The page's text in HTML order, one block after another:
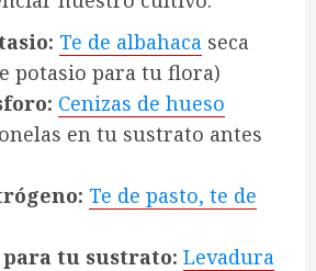
Te de albahaca seca
potasio para tu flora)
Cenizas de hueso
en tu sustrato antes
Te de pasto, te de
tu sustrato: Levadura